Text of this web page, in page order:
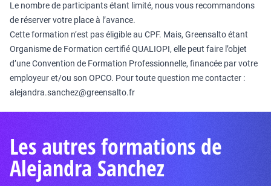
Le nombre de participants étant limité, nous vous recommandons
de réserver votre place à l’avance.
Cette formation n’est pas éligible au CPF. Mais, Greensalto étant
Organisme de Formation certifié QUALIOPI, elle peut faire l’objet
d’une Convention de Formation Professionnelle, financée par votre
employeur et/ou son OPCO. Pour toute question me contacter :
alejandra.sanchez@greensalto.fr
Les autres formations de
Alejandra Sanchez